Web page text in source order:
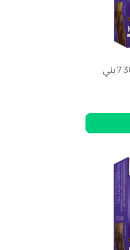
ويلا كوليستون صبغة شعر 307 7 بني